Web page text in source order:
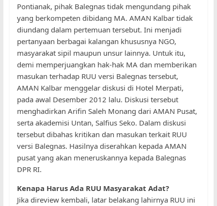
Pontianak, pihak Balegnas tidak mengundang pihak
yang berkompeten dibidang MA. AMAN Kalbar tidak
diundang dalam pertemuan tersebut. Ini menjadi
pertanyaan berbagai kalangan khususnya NGO,
masyarakat sipil maupun unsur lainnya. Untuk itu,
demi memperjuangkan hak-hak MA dan memberikan
masukan terhadap RUU versi Balegnas tersebut,
AMAN Kalbar menggelar diskusi di Hotel Merpati,
pada awal Desember 2012 lalu. Diskusi tersebut
menghadirkan Arifin Saleh Monang dari AMAN Pusat,
serta akademisi Untan, Salfius Seko. Dalam diskusi
tersebut dibahas kritikan dan masukan terkait RUU
versi Balegnas. Hasilnya diserahkan kepada AMAN
pusat yang akan meneruskannya kepada Balegnas
DPR RI.
Kenapa Harus Ada RUU Masyarakat Adat?
Jika direview kembali, latar belakang lahirnya RUU ini